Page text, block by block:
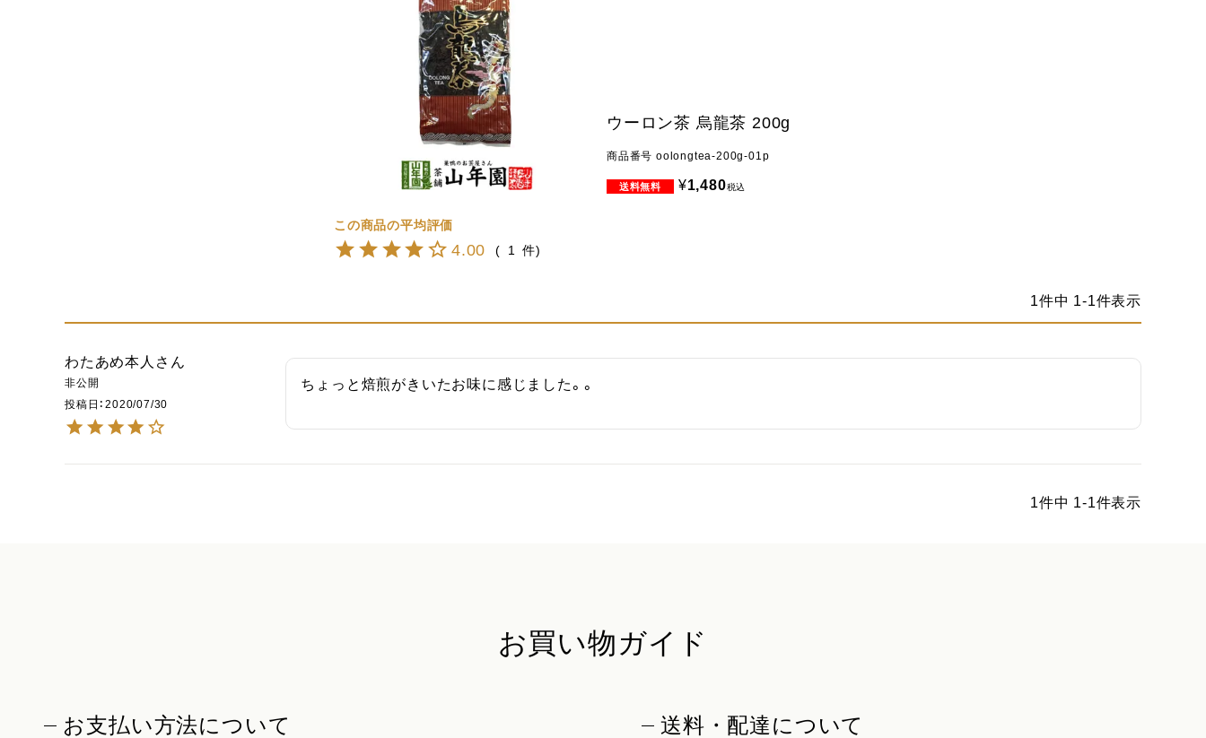
ウーロン茶 烏龍茶 200g
商品番号 oolongtea-200g-01p
¥1,480税込
4.00 1
1件中 1-1件表示
わたあめ本人
非公開
投稿日
2020/07/30
ちょっと焙煎がきいたお味に感じました。。
1件中 1-1件表示
お買い物ガイド
お支払い方法について 送料・配達について